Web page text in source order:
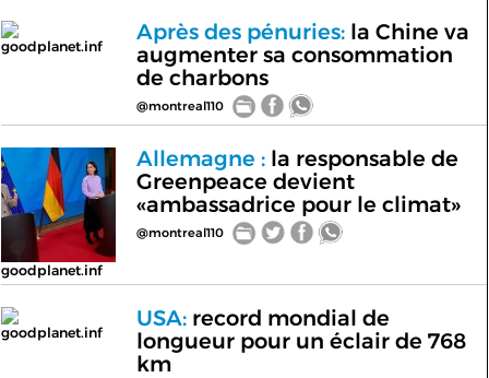
goodplanet.inf
Après des pénuries:la Chine va
augmenter sa consommation
de charbons
@montreal110
goodplanet.inf
Allemagne :la responsable de
Greenpeace devient
«ambassadrice pour le climat»
@montreal110
goodplanet.inf
USA:record mondial de
longueur pour un éclair de 768
km